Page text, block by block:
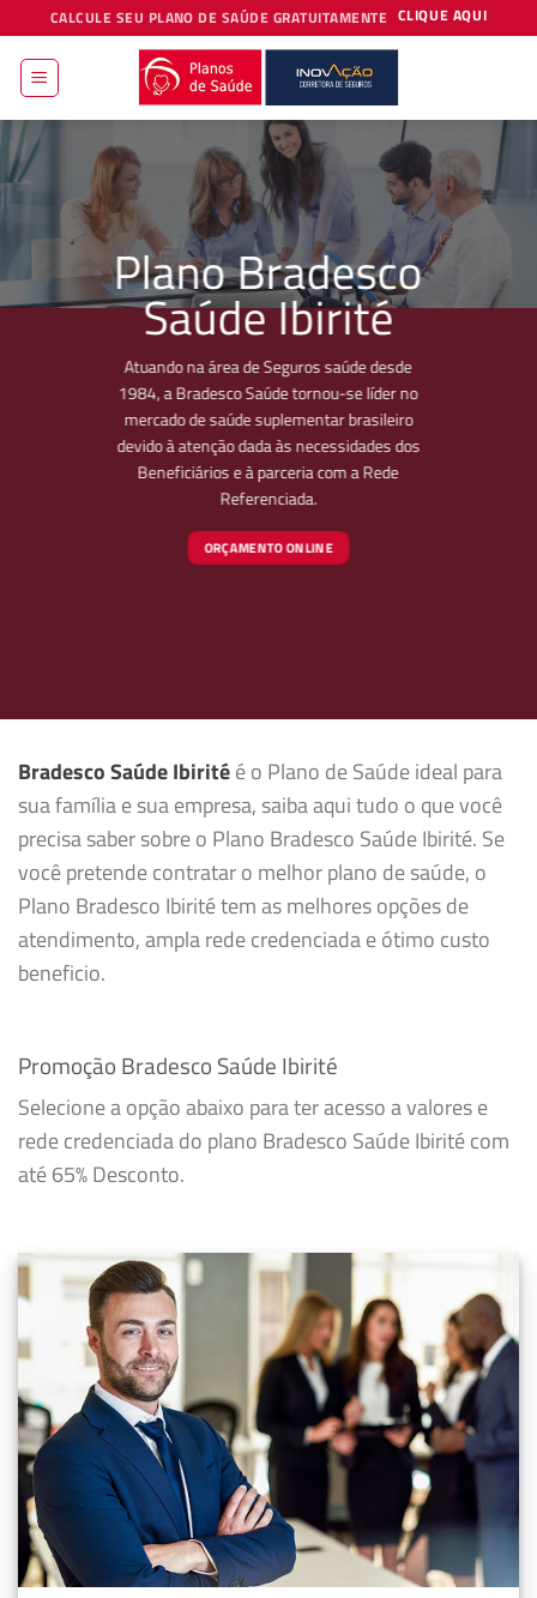
to
content
CALCULE SEU PLANO DE SAÚDE GRATUITAMENTE CLIQUE AQUI
Plano Bradesco
Saúde Ibirité
Atuando na área de Seguros saúde desde
1984, a Bradesco Saúde tornou-se líder no
mercado de saúde suplementar brasileiro
devido à atenção dada às necessidades dos
Beneficiários e à parceria com a Rede
Referenciada.
ORÇAMENTO ONLINE
Bradesco Saúde Ibiritéé o Plano de Saúde ideal para
sua família e sua empresa, saiba aqui tudo o que você
precisa saber sobre o Plano Bradesco Saúde Ibirité. Se
você pretende contratar o melhor plano de saúde, o
Plano Bradesco Ibirité tem as melhores opções de
atendimento, ampla rede credenciada e ótimo custo
beneficio.
Promoção Bradesco Saúde Ibirité
Selecione a opção abaixo para ter acesso a valores e
rede credenciada do plano Bradesco Saúde Ibirité com
até 65% Desconto.